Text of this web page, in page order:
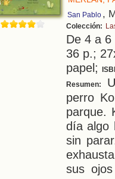
San Pablo ,
Colección:
De 4 a
36 p.;
papel;
Resumen:
perro
parque.
día algo
sin
sus